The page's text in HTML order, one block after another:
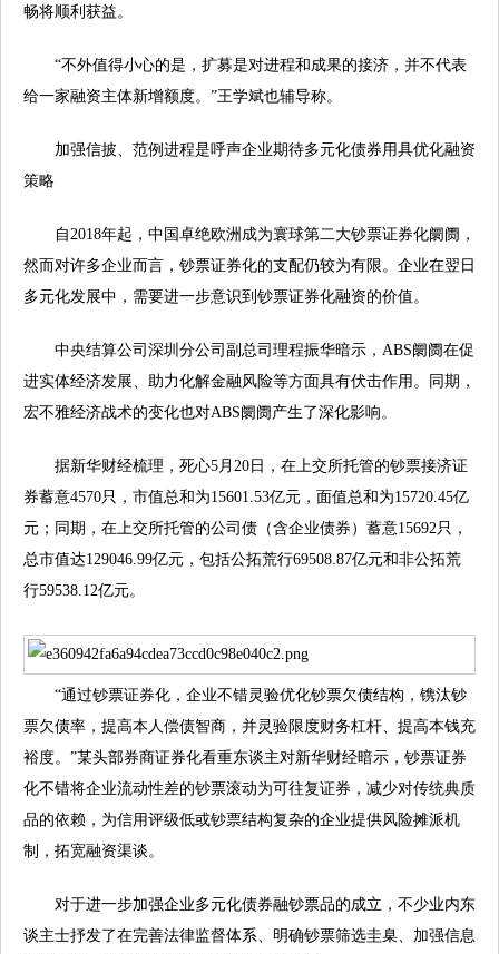
畅将顺利获益。
“不外值得小心的是，扩募是对进程和成果的接济，并不代表
给一家融资主体新增额度。”王学斌也辅导称。
加强信披、范例进程是呼声企业期待多元化债券用具优化融资
策略
自2018年起，中国卓绝欧洲成为寰球第二大钞票证券化阛阓，
然而对许多企业而言，钞票证券化的支配仍较为有限。企业在翌日
多元化发展中，需要进一步意识到钞票证券化融资的价值。
中央结算公司深圳分公司副总司理程振华暗示，ABS阛阓在促
进实体经济发展、助力化解金融风险等方面具有伏击作用。同期，
宏不雅经济战术的变化也对ABS阛阓产生了深化影响。
据新华财经梳理，死心5月20日，在上交所托管的钞票接济证
券蓄意4570只，市值总和为15601.53亿元，面值总和为15720.45亿
元；同期，在上交所托管的公司债（含企业债券）蓄意15692只，
总市值达129046.99亿元，包括公拓荒行69508.87亿元和非公拓荒
行59538.12亿元。
“通过钞票证券化，企业不错灵验优化钞票欠债结构，镌汰钞
票欠债率，提高本人偿债智商，并灵验限度财务杠杆、提高本钱充
裕度。”某头部券商证券化看重东谈主对新华财经暗示，钞票证券
化不错将企业流动性差的钞票滚动为可往复证券，减少对传统典质
品的依赖，为信用评级低或钞票结构复杂的企业提供风险摊派机
制，拓宽融资渠谈。
对于进一步加强企业多元化债券融钞票品的成立，不少业内东
谈主士抒发了在完善法律监督体系、明确钞票筛选圭臬、加强信息